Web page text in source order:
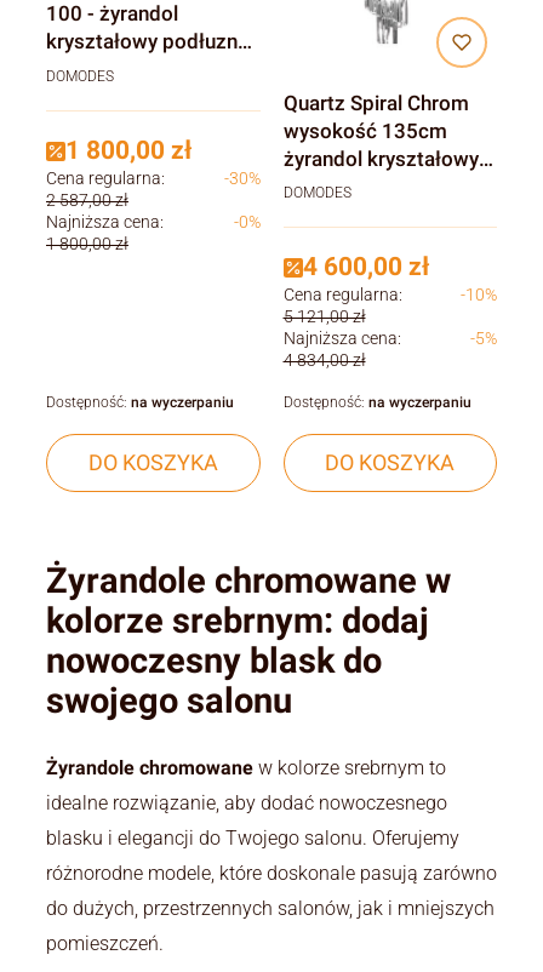
100 - żyrandol
kryształowy podłuzny
nad stół, kolor srebrny
DOMODES
1 800,00 zł
Cena regularna:
2 587,00 zł
-30%
Najniższa cena:
1 800,00 zł
-0%
DO KOSZYKA
Dostępność: na wyczerpaniu
Quartz Spiral Chrom
wysokość 135cm
żyrandol kryształowy
do wysokich wnętrz,
DOMODES
4 600,00 zł
Cena regularna:
5 121,00 zł
-10%
Najniższa cena:
4 834,00 zł
-5%
DO KOSZYKA
Dostępność: na wyczerpaniu
Żyrandole chromowane w
kolorze srebrnym: dodaj
nowoczesny blask do
swojego salonu
Żyrandole chromowane w kolorze srebrnym to
idealne rozwiązanie, aby dodać nowoczesnego
blasku i elegancji do Twojego salonu. Oferujemy
różnorodne modele, które doskonale pasują zarówno
do dużych, przestrzennych salonów, jak i mniejszych
pomieszczeń.